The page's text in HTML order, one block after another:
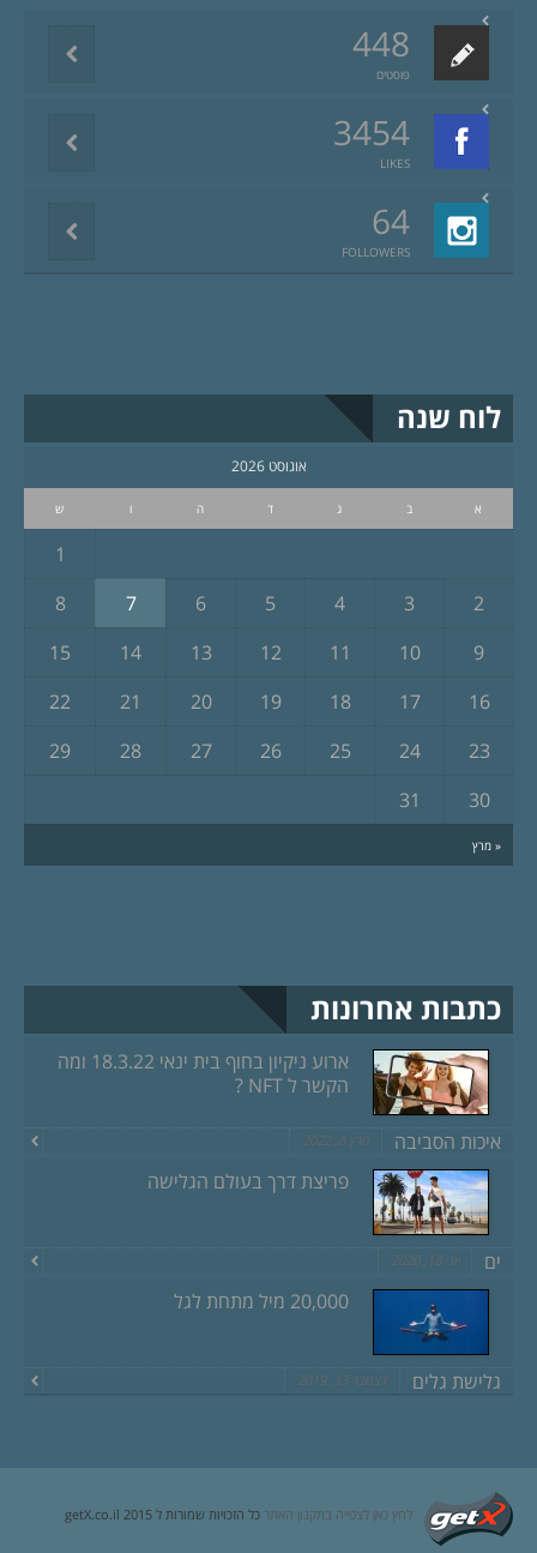
448
פוסטים
3454
LIKES
64
FOLLOWERS
לוח שנה
אוגוסט 2026
א ב ג ד ה ו ש
« מרץ
1
2
3
4
5
6
7
8
9
10
11
12
13
14
15
16
17
18
19
20
21
22
23
24
25
26
27
28
29
30
31
כתבות אחרונות
ארוע ניקיון בחוף בית ינאי 18.3.22 ומה
הקשר ל NFT ?
איכות הסביבה מרץ 8, 2022
פריצת דרך בעולם הגלישה
ים יוני 18, 2020
20,000 מיל מתחת לגל
גלישת גלים דצמבר 13, 2019
לחץ כאן לצפייה בתקנון האתר כל הזכויות שמורות ל getX.co.il 2015